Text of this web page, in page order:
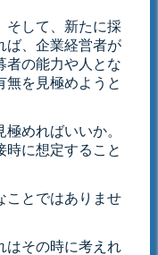
そして、新たに採
ば、企業経営者が
者の能力や人とな
無を見極めようと
めればいいか。
時に想定すること
ことではありませ
はその時に考えれ